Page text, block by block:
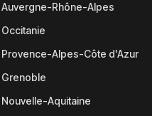
Rhône-Alpes
Provence-Alpes-Côte d'Azur
Aquitaine